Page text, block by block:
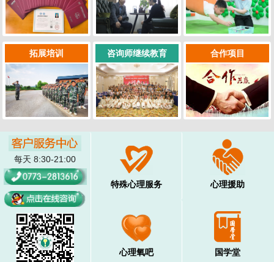
拓展培训 咨询师继续教育 合作项目
每天 8:30-21:00
特殊心理服务 心理援助
心理氧吧 国学堂